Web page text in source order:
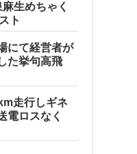
生めちゃく
ト
にて経営者が
た挙句高飛
走行しギネ
電ロスなく